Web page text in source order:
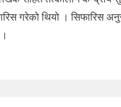
गरेको थियो । सिफारिस